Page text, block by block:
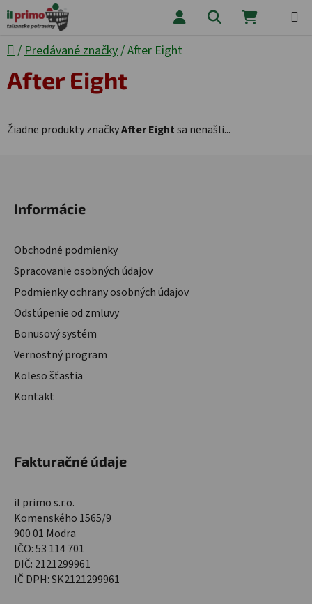
Prejsť na obsah Hľadať
Domov
/ Predávané značky/After Eight
After Eight
Žiadne produkty značkyAfter Eightsa nenašli...
Informácie
Obchodné podmienky
Spracovanie osobných údajov
Podmienky ochrany osobných údajov
Odstúpenie od zmluvy
Bonusový systém
Vernostný program
Koleso šťastia
Kontakt
Fakturačné údaje
il primo s.r.o.
Komenského 1565/9
900 01 Modra
IČO: 53 114 701
DIČ: 2121299961
IČ DPH: SK2121299961